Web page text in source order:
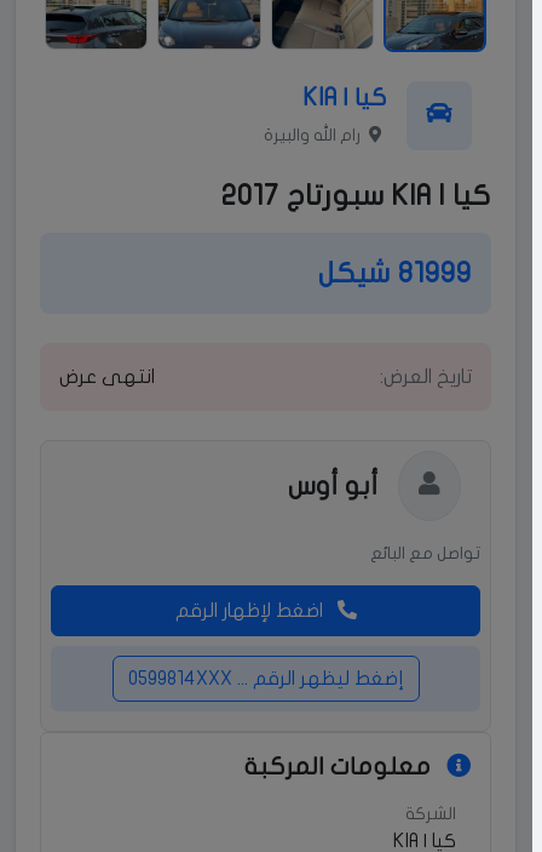
كيا | KIA
رام الله والبيرة
كيا | KIA سبورتاج 2017
81999 شيكل
تاريخ العرض: انتهى عرض
أبو أوس
تواصل مع البائع
اضغط لإظهار الرقم
إضغط ليظهر الرقم ... 0599814XXX
معلومات المركبة
الشركة
كيا | KIA